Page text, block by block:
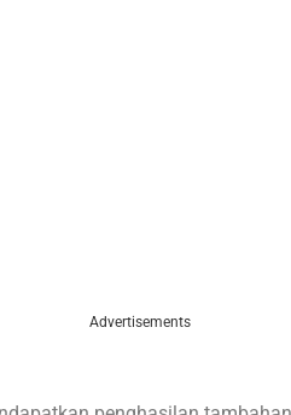
Advertisements